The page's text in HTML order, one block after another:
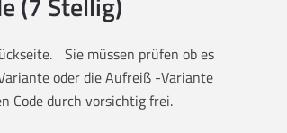
Sie müssen prüfen ob es
oder die Aufreiß -Variante
Code durch vorsichtig frei.